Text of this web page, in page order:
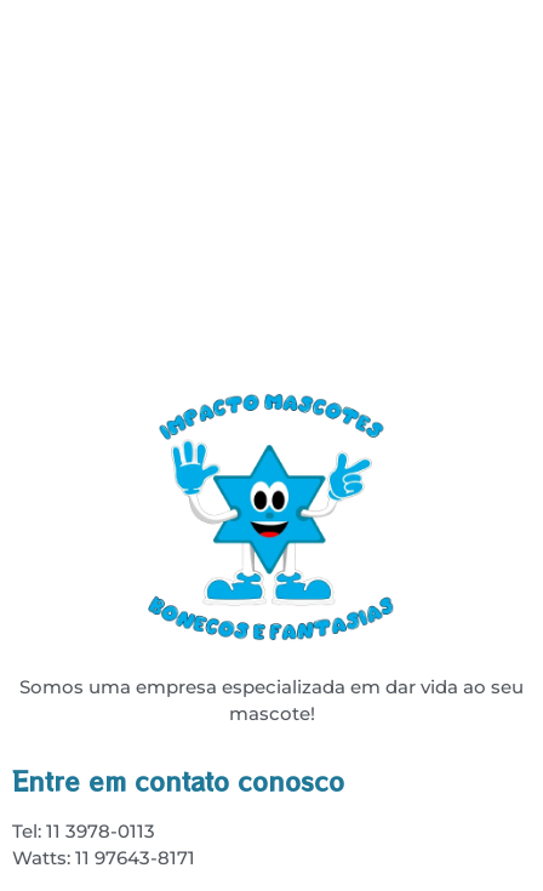
Somos uma empresa especializada em dar vida ao seu
mascote!
Entre em contato conosco
Tel: 11 3978-0113
Watts: 11 97643-8171